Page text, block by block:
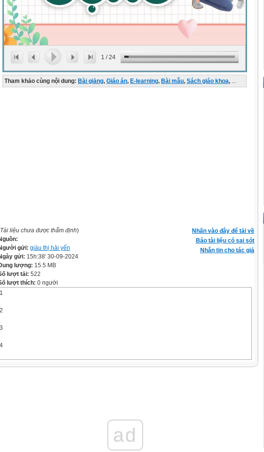
1 /24
Tham khảo cùng nội dung: Bài giảng, Giáo án, E-learning, Bài mẫu, Sách giáo khoa, ...
Nhấn vào đây để tải về
Báo tài liệu có sai sót
Nhắn tin cho tác giả
Tài liệu chưa được thẩm định)
gửi: giàu thị hải yến
gửi: 15h:38' 30-09-2024
lượng: 15.5 MB
lượt tải: 522
lượt thích: 0 người
1
2
3
4
ad